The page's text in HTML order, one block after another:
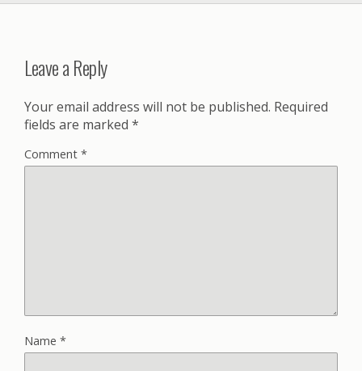
Leave a Reply
Your email address will not be published. Required
fields are marked *
Comment *
Name *